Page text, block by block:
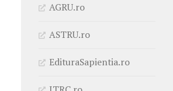
AGRU.ro
ASTRU.ro
EdituraSapientia.ro